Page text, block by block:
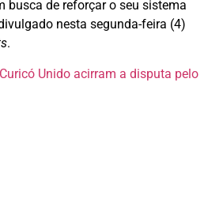
busca de reforçar o seu sistema
nesta segunda-feira (4)
.
Unido acirram a disputa pelo